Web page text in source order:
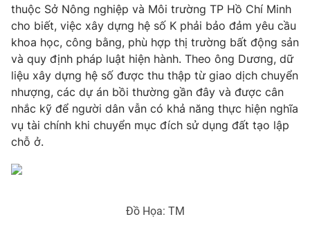
Thị trường 24h Tấm lòng Việt
VTV4 Vươn mình bằng AI
VTV9 VTV8
Liên hệ tòa soạn
thuộc Sở Nông nghiệp và Môi trường TP Hồ Chí Minh
cho biết, việc xây dựng hệ số K phải bảo đảm yêu cầu
khoa học, công bằng, phù hợp thị trường bất động sản
và quy định pháp luật hiện hành. Theo ông Dương, dữ
liệu xây dựng hệ số được thu thập từ giao dịch chuyển
nhượng, các dự án bồi thường gần đây và được cân
nhắc kỹ để người dân vẫn có khả năng thực hiện nghĩa
vụ tài chính khi chuyển mục đích sử dụng đất tạo lập
chỗ ở.
Đồ Họa: TM